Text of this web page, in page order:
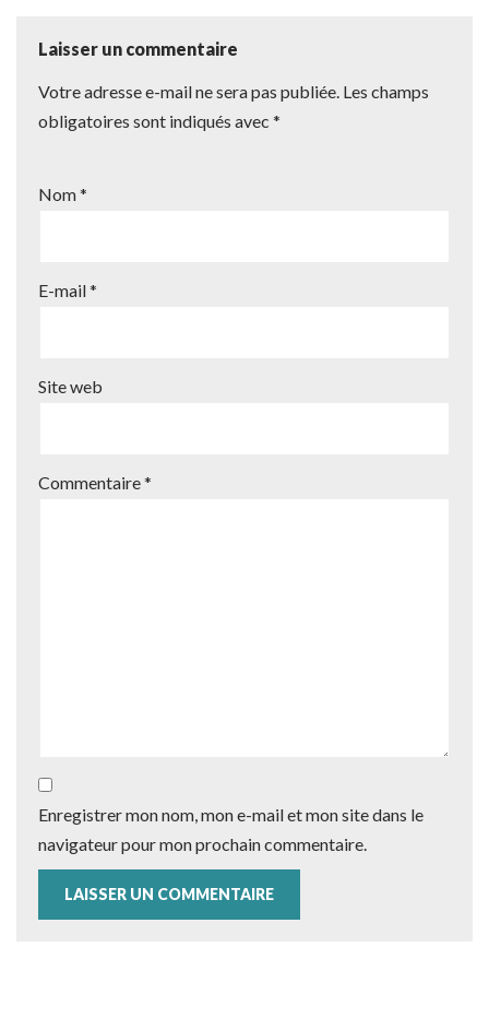
Laisser un commentaire
Votre adresse e-mail ne sera pas publiée. Les champs
obligatoires sont indiqués avec *
Nom*
E-mail*
Site web
Commentaire*
Enregistrer mon nom, mon e-mail et mon site dans le
navigateur pour mon prochain commentaire.